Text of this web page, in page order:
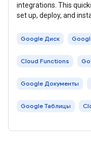
integrations. This
set up, deploy, and
Google Диск
Cloud Functions
Google Документы
Google Таблицы